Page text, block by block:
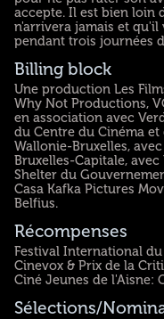
accepte. Il est bien loin
n'arrivera jamais et qu'il
pendant trois journées
Billing block
Une production Les
Why Not Productions,
en association avec
du Centre du Cinéma
Wallonie-Bruxelles,
Bruxelles-Capitale,
Shelter du
Casa Kafka Pictures
Belfius.
Récompenses
Festival International
Cinevox & Prix de la
Ciné Jeunes de l'Aisne:
Sélections/